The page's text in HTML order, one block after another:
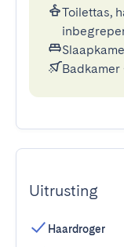
Toilettas,
Badkamer
Uitrusting
Haardroger